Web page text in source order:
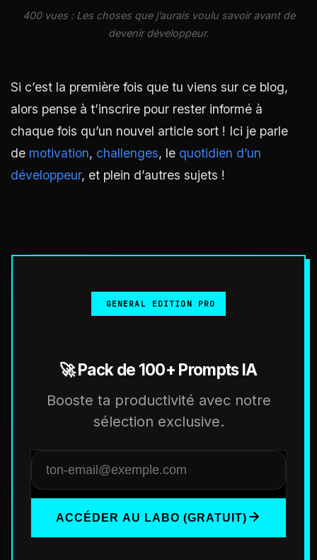
400 vues : Les choses que j’aurais voulu savoir avant de
devenir développeur.
Si c’est la première fois que tu viens sur ce blog,
alors pense à t’inscrire pour rester informé à
chaque fois qu’un nouvel article sort ! Ici je parle
de motivation, challenges, le quotidien d’un
développeur, et plein d’autres sujets !
GENERAL EDITION PRO
🚀 Pack de 100+ Prompts IA
Booste ta productivité avec notre
sélection exclusive.
ACCÉDER AU LABO (GRATUIT)